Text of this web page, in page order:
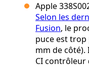
Apple
Selon les
Fusion, le
puce est trop
mm de
CI contrôleur